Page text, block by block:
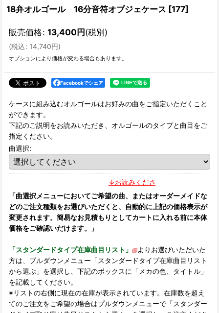
18弁オルゴール 16分音符オブジェケース [177]
販売価格: 13,400円(税別)
(税込: 14,740円)
オプションにより価格が変わる場合もあります。
Facebookでシェア
ケースに組み込むオルゴールはお好みの曲をご指定いただくこと
ができます。
下記のご説明をお読みいただき、オルゴールのタイプと曲目をご
指定ください。
曲選択:
↓お読みください↓
「曲選択メニューにおいてご希望の曲、またはオーダーメイドな
どのご注文種類をお選びいただくと、自動的に上記の価格表示が
変更されます。簡易なお見積もりとしてカートに入れる前に本体
価格をご確認いだけます。」
「スタンダードタイプ在庫曲目リスト」
よりお選びいただいた
方は、プルダウンメニュー「スタンダードタイプ在庫曲目リスト
から選ぶ」を選択し、下記のボックスに「メカの色、タイトル」
を記載してください。
※リストの右側に現在の在庫が表示されています。在庫数を超え
てのご注文をご希望の場合はプルダウンメニューで「スタンダー